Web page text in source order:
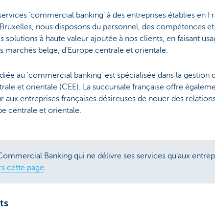
’commercial banking’ à des entreprises établies en
nous disposons du personnel, des compétences
solutions à haute valeur ajoutée à nos clients, en faisant
marchés belge, d'Europe centrale et orientale.
au 'commercial banking' est spécialisée dans la gestion
et orientale (CEE). La succursale française offre
aux entreprises françaises désireuses de nouer des
centrale et orientale.
Banking qui ne délivre ses services qu'aux
cette page